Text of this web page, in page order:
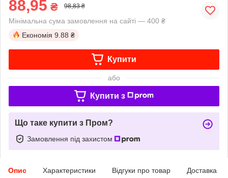
88,95 ₴ 98,83 ₴
Мінімальна сума замовлення на сайті — 400 ₴
Економія 9.88 ₴
Купити
або
Купити з
Що таке купити з Пром?
Замовлення під захистом
Опис Характеристики Відгуки про товар Доставка